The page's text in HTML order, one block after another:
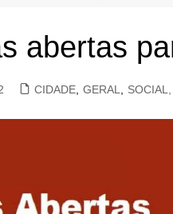
abertas
CIDADE GERAL